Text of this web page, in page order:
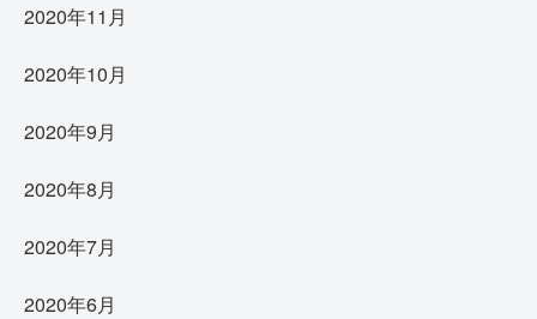
2020年11月
2020年10月
2020年9月
2020年8月
2020年7月
2020年6月